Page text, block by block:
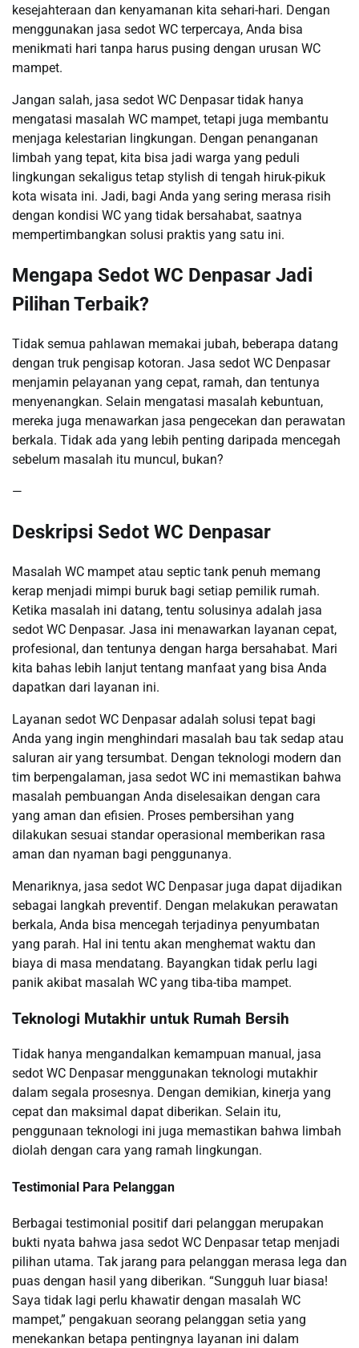
kesejahteraan dan kenyamanan kita sehari-hari. Dengan
menggunakan jasa sedot WC terpercaya, Anda bisa
menikmati hari tanpa harus pusing dengan urusan WC
mampet.
Jangan salah, jasa sedot WC Denpasar tidak hanya
mengatasi masalah WC mampet, tetapi juga membantu
menjaga kelestarian lingkungan. Dengan penanganan
limbah yang tepat, kita bisa jadi warga yang peduli
lingkungan sekaligus tetap stylish di tengah hiruk-pikuk
kota wisata ini. Jadi, bagi Anda yang sering merasa risih
dengan kondisi WC yang tidak bersahabat, saatnya
mempertimbangkan solusi praktis yang satu ini.
Mengapa Sedot WC Denpasar Jadi
Pilihan Terbaik?
Tidak semua pahlawan memakai jubah, beberapa datang
dengan truk pengisap kotoran. Jasa sedot WC Denpasar
menjamin pelayanan yang cepat, ramah, dan tentunya
menyenangkan. Selain mengatasi masalah kebuntuan,
mereka juga menawarkan jasa pengecekan dan perawatan
berkala. Tidak ada yang lebih penting daripada mencegah
sebelum masalah itu muncul, bukan?
—
Deskripsi Sedot WC Denpasar
Masalah WC mampet atau septic tank penuh memang
kerap menjadi mimpi buruk bagi setiap pemilik rumah.
Ketika masalah ini datang, tentu solusinya adalah jasa
sedot WC Denpasar. Jasa ini menawarkan layanan cepat,
profesional, dan tentunya dengan harga bersahabat. Mari
kita bahas lebih lanjut tentang manfaat yang bisa Anda
dapatkan dari layanan ini.
Layanan sedot WC Denpasar adalah solusi tepat bagi
Anda yang ingin menghindari masalah bau tak sedap atau
saluran air yang tersumbat. Dengan teknologi modern dan
tim berpengalaman, jasa sedot WC ini memastikan bahwa
masalah pembuangan Anda diselesaikan dengan cara
yang aman dan efisien. Proses pembersihan yang
dilakukan sesuai standar operasional memberikan rasa
aman dan nyaman bagi penggunanya.
Menariknya, jasa sedot WC Denpasar juga dapat dijadikan
sebagai langkah preventif. Dengan melakukan perawatan
berkala, Anda bisa mencegah terjadinya penyumbatan
yang parah. Hal ini tentu akan menghemat waktu dan
biaya di masa mendatang. Bayangkan tidak perlu lagi
panik akibat masalah WC yang tiba-tiba mampet.
Teknologi Mutakhir untuk Rumah Bersih
Tidak hanya mengandalkan kemampuan manual, jasa
sedot WC Denpasar menggunakan teknologi mutakhir
dalam segala prosesnya. Dengan demikian, kinerja yang
cepat dan maksimal dapat diberikan. Selain itu,
penggunaan teknologi ini juga memastikan bahwa limbah
diolah dengan cara yang ramah lingkungan.
Testimonial Para Pelanggan
Berbagai testimonial positif dari pelanggan merupakan
bukti nyata bahwa jasa sedot WC Denpasar tetap menjadi
pilihan utama. Tak jarang para pelanggan merasa lega dan
puas dengan hasil yang diberikan. “Sungguh luar biasa!
Saya tidak lagi perlu khawatir dengan masalah WC
mampet,” pengakuan seorang pelanggan setia yang
menekankan betapa pentingnya layanan ini dalam